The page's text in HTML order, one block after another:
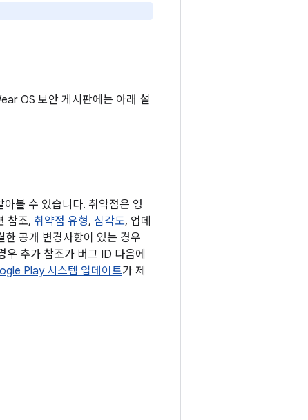
OS 보안 게시판에는 아래 설
볼 수 있습니다. 취약점은 영
참조, 취약점 유형, 심각도, 업데
공개 변경사항이 있는 경우
추가 참조가 버그 ID 다음에
Play 시스템 업데이트가 제